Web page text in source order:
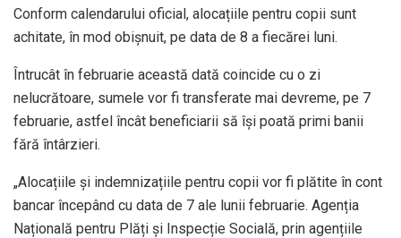
Conform calendarului oficial, alocațiile pentru copii sunt
achitate, în mod obișnuit, pe data de 8 a fiecărei luni.
Întrucât în februarie această dată coincide cu o zi
nelucrătoare, sumele vor fi transferate mai devreme, pe 7
februarie, astfel încât beneficiarii să își poată primi banii
fără întârzieri.
„Alocațiile și indemnizațiile pentru copii vor fi plătite în cont
bancar începând cu data de 7 ale lunii februarie. Agenția
Națională pentru Plăți și Inspecție Socială, prin agențiile